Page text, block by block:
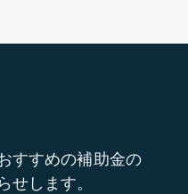
すすめの補助金の
せします。